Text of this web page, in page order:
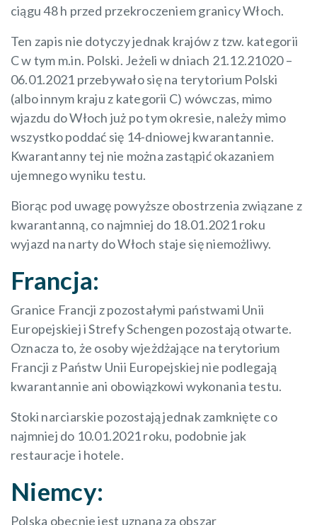
ciągu 48 h przed przekroczeniem granicy Włoch.
Ten zapis nie dotyczy jednak krajów z tzw. kategorii
C w tym m.in. Polski. Jeżeli w dniach 21.12.21020 –
06.01.2021 przebywało się na terytorium Polski
(albo innym kraju z kategorii C) wówczas, mimo
wjazdu do Włoch już po tym okresie, należy mimo
wszystko poddać się 14-dniowej kwarantannie.
Kwarantanny tej nie można zastąpić okazaniem
ujemnego wyniku testu.
Biorąc pod uwagę powyższe obostrzenia związane z
kwarantanną, co najmniej do 18.01.2021 roku
wyjazd na narty do Włoch staje się niemożliwy.
Francja:
Granice Francji z pozostałymi państwami Unii
Europejskiej i Strefy Schengen pozostają otwarte.
Oznacza to, że osoby wjeżdżające na terytorium
Francji z Państw Unii Europejskiej nie podlegają
kwarantannie ani obowiązkowi wykonania testu.
Stoki narciarskie pozostają jednak zamknięte co
najmniej do 10.01.2021 roku, podobnie jak
restauracje i hotele.
Niemcy:
Polska obecnie jest uznana za obszar